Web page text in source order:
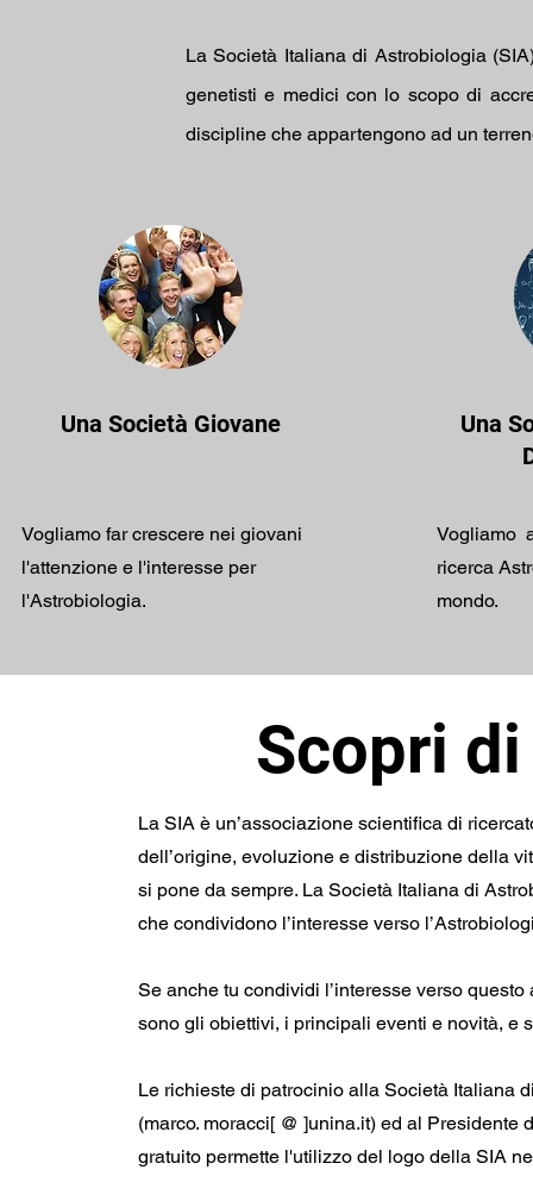
La Società Italiana di Astrobiologia
genetisti e medici con lo scopo di
discipline che appartengono ad un
Una Società Giovane
Vogliamo far crescere nei giovani
l'attenzione e l'interesse per
l'Astrobiologia.
Una
Vogliamo
ricerca
mondo.
Scopri
La SIA è un’associazione scientifica di
dell’origine, evoluzione e distribuzione della
si pone da sempre. La Società Italiana di
che condividono l’interesse verso
Se anche tu condividi l’interesse verso
sono gli obiettivi, i principali eventi e novità, e
Le richieste di patrocinio alla Società Italiana
(marco. moracci[ @ ]unina.it) ed al Presidente
gratuito permette l'utilizzo del logo della SIA